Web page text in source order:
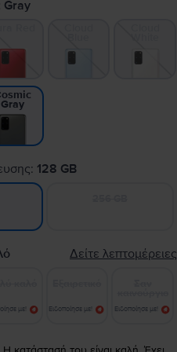
Gray
Gray
128 GB
Δείτε λεπτομέρειες
με! Ειδοποίησε με! Ειδοποίησε με!